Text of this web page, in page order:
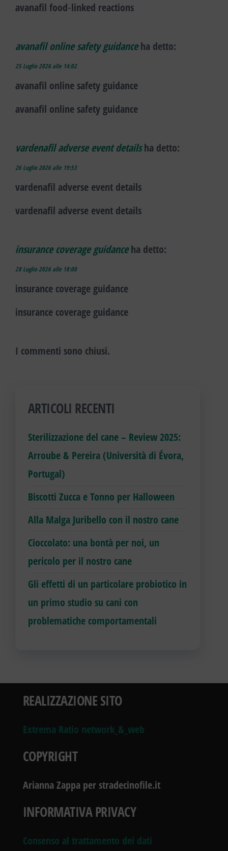
avanafil food‑linked reactions
avanafil online safety guidance ha detto:
25 Luglio 2026 alle 14:02
avanafil online safety guidance
avanafil online safety guidance
vardenafil adverse event details ha detto:
26 Luglio 2026 alle 19:53
vardenafil adverse event details
vardenafil adverse event details
insurance coverage guidance ha detto:
28 Luglio 2026 alle 18:00
insurance coverage guidance
insurance coverage guidance
I commenti sono chiusi.
ARTICOLI RECENTI
Sterilizzazione del cane – Review 2025:
Arroube & Pereira (Università di Évora,
Portugal)
Biscotti Zucca e Tonno per Halloween
Alla Malga Juribello con il nostro cane
Cioccolato: una bontà per noi, un
pericolo per il nostro cane
Gli effetti di un particolare probiotico in
un primo studio su cani con
problematiche comportamentali
REALIZZAZIONE SITO
Extrema Ratio network_&_web
COPYRIGHT
Arianna Zappa per stradecinofile.it
INFORMATIVA PRIVACY
Consenso al trattamento dei dati